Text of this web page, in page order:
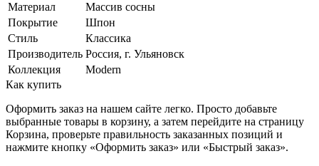
Материал
Массив сосны
Покрытие
Шпон
Стиль
Классика
Производитель Россия, г. Ульяновск
Коллекция
Modern
Как купить
Оформить заказ на нашем сайте легко. Просто добавьте
выбранные товары в корзину, а затем перейдите на страницу
Корзина, проверьте правильность заказанных позиций и
нажмите кнопку «Оформить заказ» или «Быстрый заказ».